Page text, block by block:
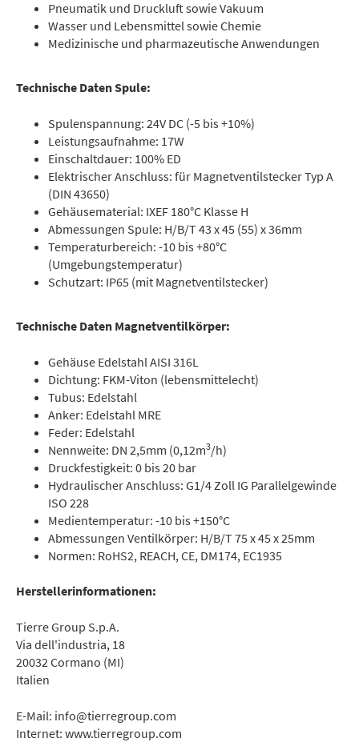
Pneumatik und Druckluft sowie Vakuum
Wasser und Lebensmittel sowie Chemie
Medizinische und pharmazeutische Anwendungen
Technische Daten Spule:
Spulenspannung: 24V DC (-5 bis +10%)
Leistungsaufnahme: 17W
Einschaltdauer: 100% ED
Elektrischer Anschluss: für Magnetventilstecker Typ A
(DIN 43650)
Gehäusematerial: IXEF 180°C Klasse H
Abmessungen Spule: H/B/T 43 x 45 (55) x 36mm
Temperaturbereich: -10 bis +80°C
(Umgebungstemperatur)
Schutzart: IP65 (mit Magnetventilstecker)
Technische Daten Magnetventilkörper:
Gehäuse Edelstahl AISI 316L
Dichtung: FKM-Viton (lebensmittelecht)
Tubus: Edelstahl
Anker: Edelstahl MRE
Feder: Edelstahl
Nennweite: DN 2,5mm (0,12m3/h)
Druckfestigkeit: 0 bis 20 bar
Hydraulischer Anschluss: G1/4 Zoll IG Parallelgewinde
ISO 228
Medientemperatur: -10 bis +150°C
Abmessungen Ventilkörper: H/B/T 75 x 45 x 25mm
Normen: RoHS2, REACH, CE, DM174, EC1935
Herstellerinformationen:
Tierre Group S.p.A.
Via dell'industria, 18
20032 Cormano (MI)
Italien
E-Mail: info@tierregroup.com
Internet: www.tierregroup.com